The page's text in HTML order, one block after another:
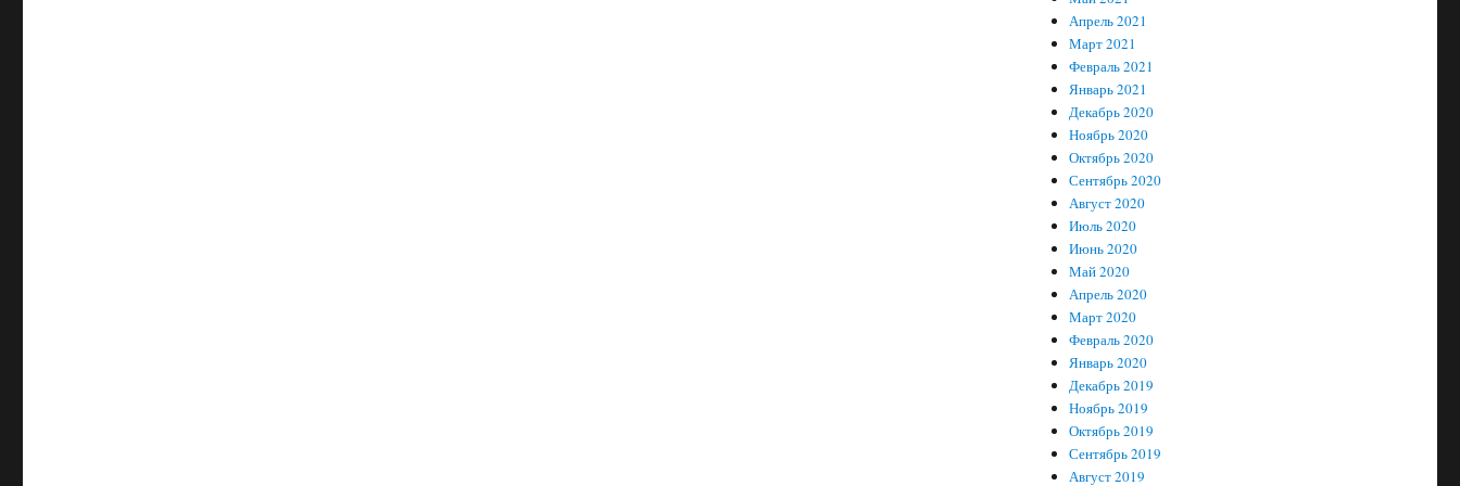
Апрель 2021
Март 2021
Февраль 2021
Январь 2021
Декабрь 2020
Ноябрь 2020
Октябрь 2020
Сентябрь 2020
Август 2020
Июль 2020
Июнь 2020
Май 2020
Апрель 2020
Март 2020
Февраль 2020
Январь 2020
Декабрь 2019
Ноябрь 2019
Октябрь 2019
Сентябрь 2019
Август 2019